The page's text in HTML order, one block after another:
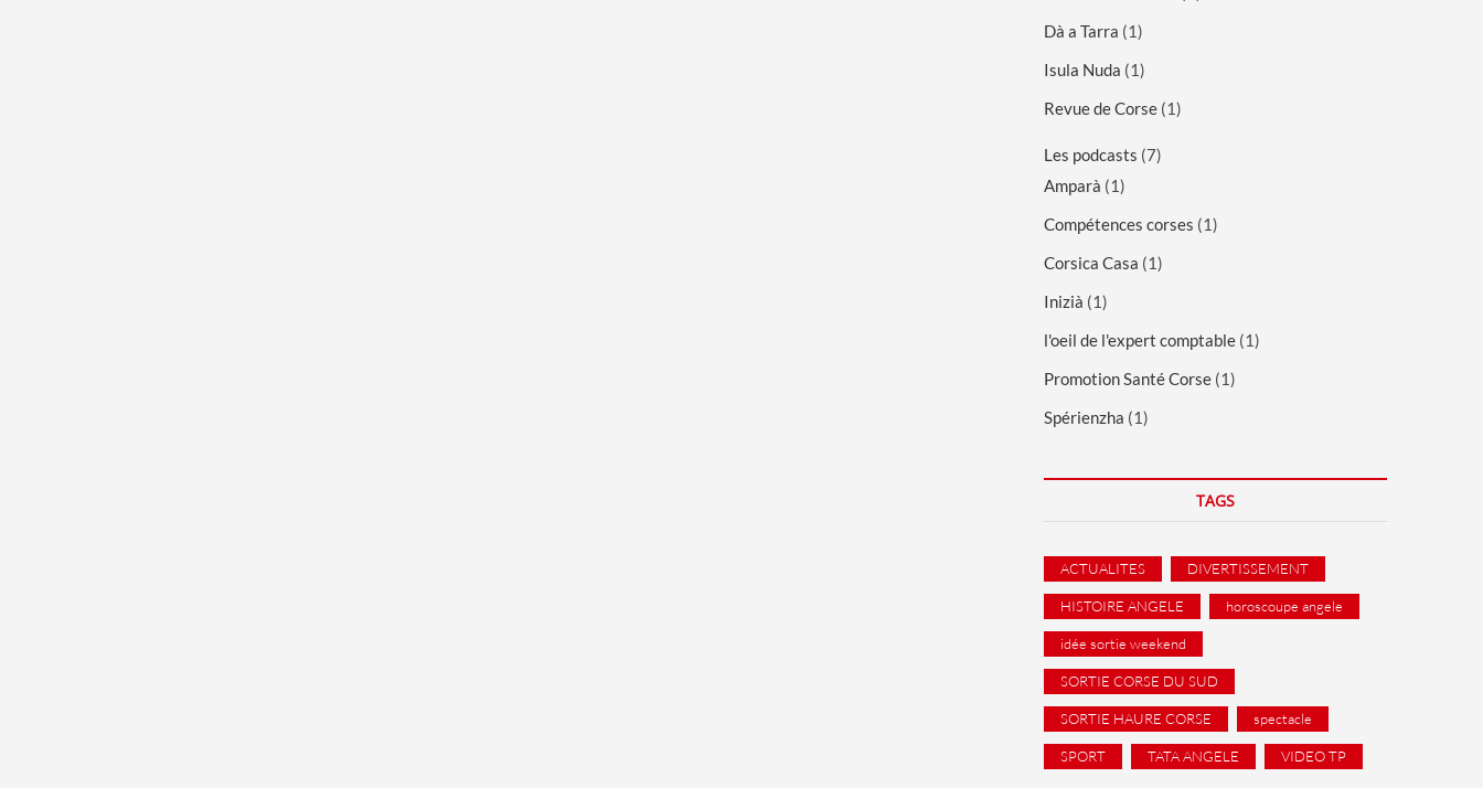
Dà a Tarra (1)
Isula Nuda (1)
Revue de Corse (1)
Les podcasts (7)
Amparà (1)
Compétences corses (1)
Corsica Casa (1)
Inizià (1)
l'oeil de l'expert comptable (1)
Promotion Santé Corse (1)
Spérienzha (1)
TAGS
ACTUALITES DIVERTISSEMENT
HISTOIRE ANGELE horoscoupe angele
idée sortie weekend
SORTIE CORSE DU SUD
SORTIE HAURE CORSE spectacle
SPORT TATA ANGELE VIDEO TP